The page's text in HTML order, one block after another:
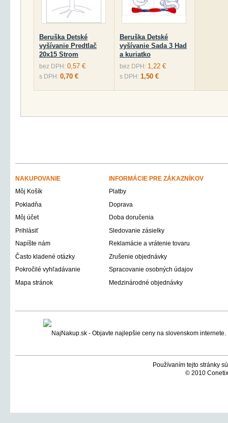
Beruška Detské
vyšívanie Predtlač
20x15 Strom
bez DPH: 0,57 €
s DPH: 0,70 €
Beruška Detské
vyšívanie Sada 3 Had
a kuriatko
bez DPH: 1,22 €
s DPH: 1,50 €
NAKUPOVANIE
INFORMÁCIE PRE ZÁKAZNÍKOV
Môj Košík
Platby
Pokladňa
Doprava
Môj účet
Doba doručenia
Prihlásiť
Sledovanie zásielky
Napíšte nám
Reklamácie a vrátenie tovaru
Často kladené otázky
Zrušenie objednávky
Pokročilé vyhľadávanie
Spracovanie osobných údajov
Mapa stránok
Medzinárodné objednávky
Používaním tejto stránky
© 2010